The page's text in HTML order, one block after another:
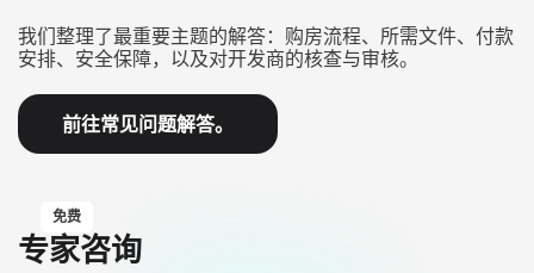
我们整理了最重要主题的解答：购房流程、所需文件、付款
安排、安全保障，以及对开发商的核查与审核。
前往常见问题解答。
免费
专家咨询